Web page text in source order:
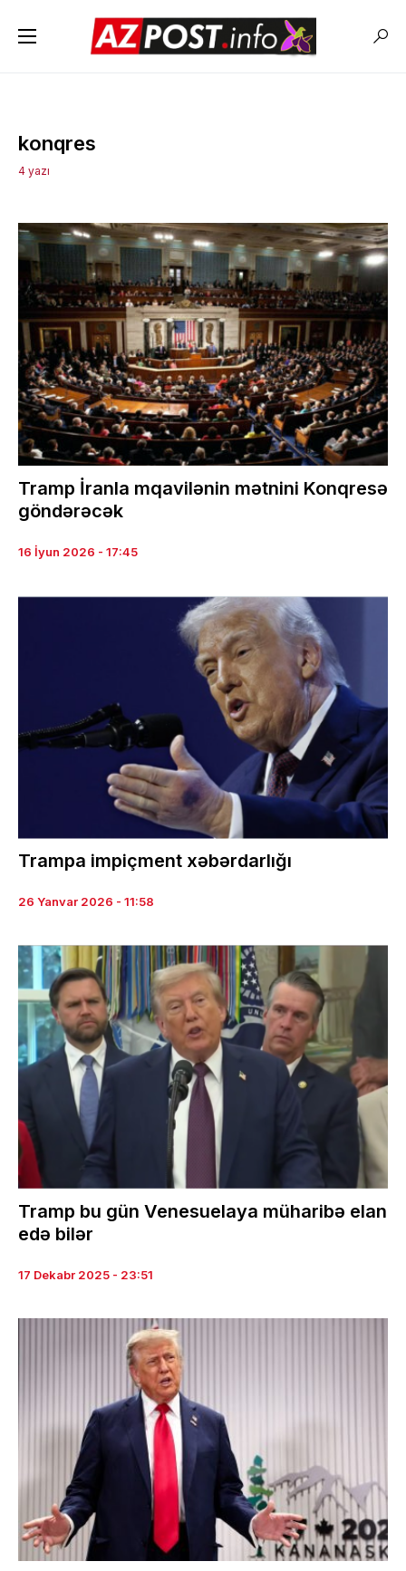
konqres
4 yazı
Tramp İranla mqavilənin mətnini Konqresə
göndərəcək
16 İyun 2026 - 17:45
Trampa impiçment xəbərdarlığı
26 Yanvar 2026 - 11:58
Tramp bu gün Venesuelaya müharibə elan
edə bilər
17 Dekabr 2025 - 23:51